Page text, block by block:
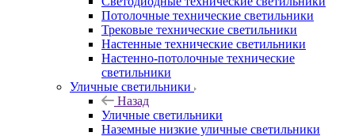
Потолочные технические светильники
Трековые технические светильники
Настенные технические светильники
Настенно-потолочные технические
светильники
Уличные светильники
Назад
Уличные светильники
Наземные низкие уличные светильники